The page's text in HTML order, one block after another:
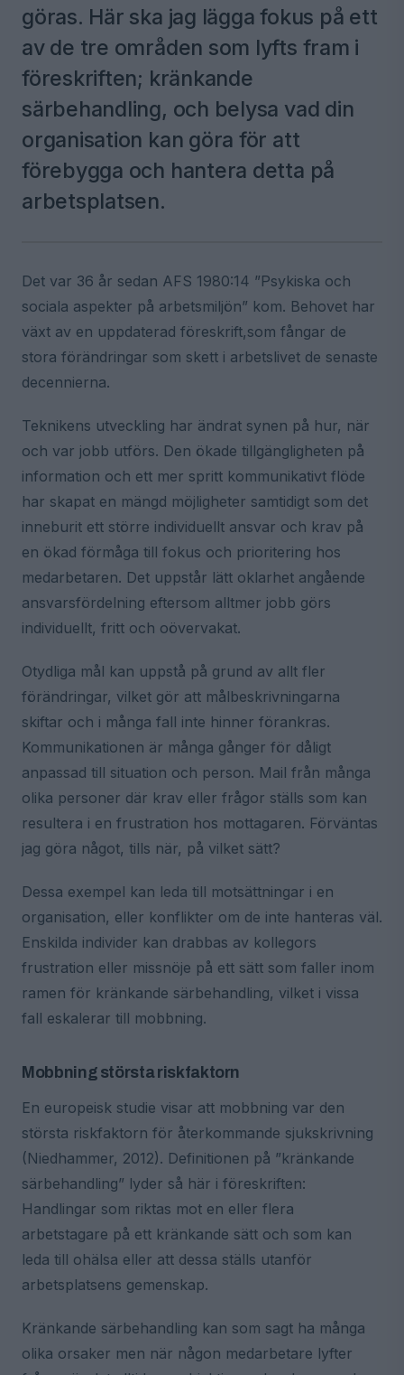
göras. Här ska jag lägga fokus på ett
av de tre områden som lyfts fram i
föreskriften; kränkande
särbehandling, och belysa vad din
organisation kan göra för att
förebygga och hantera detta på
arbetsplatsen.
Det var 36 år sedan AFS 1980:14 ”Psykiska och
sociala aspekter på arbetsmiljön” kom. Behovet har
växt av en uppdaterad föreskrift,som fångar de
stora förändringar som skett i arbetslivet de senaste
decennierna.
Teknikens utveckling har ändrat synen på hur, när
och var jobb utförs. Den ökade tillgängligheten på
information och ett mer spritt kommunikativt flöde
har skapat en mängd möjligheter samtidigt som det
inneburit ett större individuellt ansvar och krav på
en ökad förmåga till fokus och prioritering hos
medarbetaren. Det uppstår lätt oklarhet angående
ansvarsfördelning eftersom alltmer jobb görs
individuellt, fritt och oövervakat.
Otydliga mål kan uppstå på grund av allt fler
förändringar, vilket gör att målbeskrivningarna
skiftar och i många fall inte hinner förankras.
Kommunikationen är många gånger för dåligt
anpassad till situation och person. Mail från många
olika personer där krav eller frågor ställs som kan
resultera i en frustration hos mottagaren. Förväntas
jag göra något, tills när, på vilket sätt?
Dessa exempel kan leda till motsättningar i en
organisation, eller konflikter om de inte hanteras väl.
Enskilda individer kan drabbas av kollegors
frustration eller missnöje på ett sätt som faller inom
ramen för kränkande särbehandling, vilket i vissa
fall eskalerar till mobbning.
Mobbning största riskfaktorn
En europeisk studie visar att mobbning var den
största riskfaktorn för återkommande sjukskrivning
(Niedhammer, 2012). Definitionen på ”kränkande
särbehandling” lyder så här i föreskriften:
Handlingar som riktas mot en eller flera
arbetstagare på ett kränkande sätt och som kan
leda till ohälsa eller att dessa ställs utanför
arbetsplatsens gemenskap.
Kränkande särbehandling kan som sagt ha många
olika orsaker men när någon medarbetare lyfter